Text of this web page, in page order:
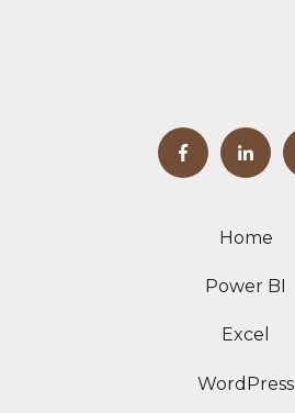
Home
Power BI
Excel
WordPress